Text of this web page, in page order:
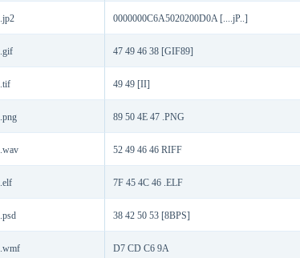
.jp2 0000000C6A5020200D0A [....jP..]
.gif 47 49 46 38 [GIF89]
.tif 49 49 [II]
.png 89 50 4E 47 .PNG
.wav 52 49 46 46 RIFF
.elf 7F 45 4C 46 .ELF
.psd 38 42 50 53 [8BPS]
.wmf D7 CD C6 9A